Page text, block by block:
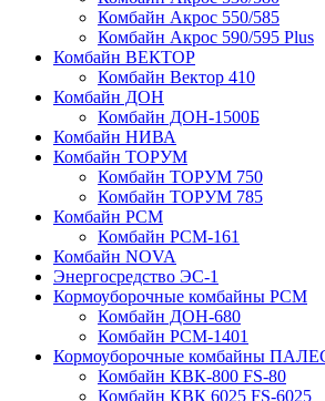
Комбайн Акрос 550/585
Комбайн Акрос 590/595 Plus
Комбайн ВЕКТОР
Комбайн Вектор 410
Комбайн ДОН
Комбайн ДОН-1500Б
Комбайн НИВА
Комбайн ТОРУМ
Комбайн ТОРУМ 750
Комбайн ТОРУМ 785
Комбайн РСМ
Комбайн РСМ-161
Комбайн NOVA
Энергосредство ЭС-1
Кормоуборочные комбайны РСМ
Комбайн ДОН-680
Комбайн РСМ-1401
Кормоуборочные комбайны
Комбайн КВК-800 FS-80
Комбайн КВК 6025 FS-6025